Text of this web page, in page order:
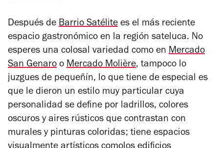
Después de Barrio Satélite es el más reciente
espacio gastronómico en la región sateluca. No
esperes una colosal variedad como en Mercado
San Genaro o Mercado Molière, tampoco lo
juzgues de pequeñín, lo que tiene de especial es
que le dieron un estilo muy particular cuya
personalidad se define por ladrillos, colores
oscuros y aires rústicos que contrastan con
murales y pinturas coloridas; tiene espacios